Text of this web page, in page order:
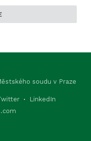
soudu v Praze
LinkedIn